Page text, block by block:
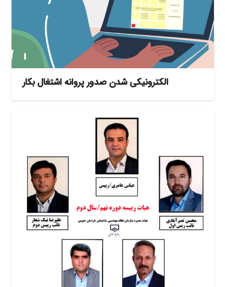
الکترونیکی شدن صدور پروانه اشتغال بکار